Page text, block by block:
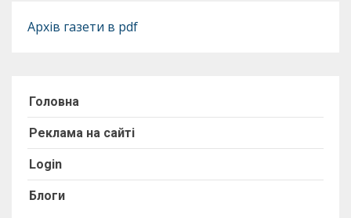
Архів газети в pdf
Головна
Реклама на сайті
Login
Блоги